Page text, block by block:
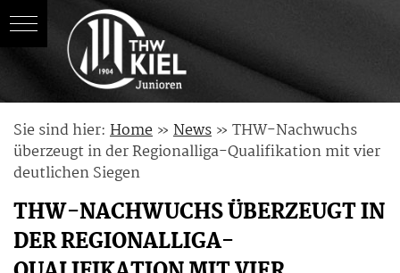
content
Sie sind hier: Home » News » THW-Nachwuchs
überzeugt in der Regionalliga-Qualifikation mit vier
deutlichen Siegen
THW-NACHWUCHS ÜBERZEUGT IN
DER REGIONALLIGA-